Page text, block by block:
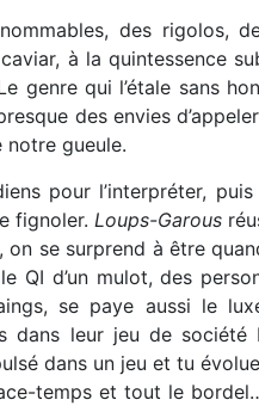
des rigolos,
à la quintessence
qui l’étale sans
des envies
notre gueule.
pour l’interpréter,
fignoler. Loups-Garous
se surprend à être
QI d’un mulot, des
se paye aussi le
dans leur jeu de
dans un jeu et tu
temps et tout le bordel…